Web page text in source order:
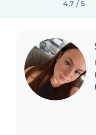
4,7 / 5